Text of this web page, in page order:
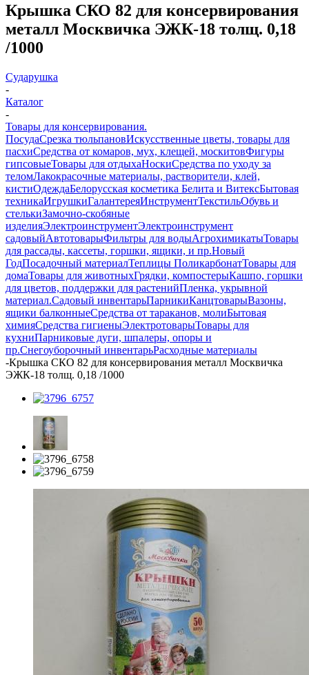
Крышка СКО 82 для консервирования
металл Москвичка ЭЖК-18 толщ. 0,18
/1000
Сударушка
-
Каталог
-
Товары для консервирования.
ПосудаСрезка тюльпановИскусственные цветы, товары для
пасхиСредства от комаров, мух, клещей, москитовФигуры
гипсовыеТовары для отдыхаНоскиСредства по уходу за
теломЛакокрасочные материалы, растворители, клей,
кистиОдеждаБелорусская косметика Белита и ВитексБытовая
техникаИгрушкиГалантереяИнструментТекстильОбувь и
стелькиЗамочно-скобяные
изделияЭлектроинструментЭлектроинструмент
садовыйАвтотоварыФильтры для водыАгрохимикатыТовары
для рассады, кассеты, горшки, ящики, и пр.Новый
ГодПосадочный материалТеплицы ПоликарбонатТовары для
домаТовары для животныхГрядки, компостерыКашпо, горшки
для цветов, поддержки для растенийПленка, укрывной
материал.Садовый инвентарьПарникиКанцтоварыВазоны,
ящики балконныеСредства от тараканов, молиБытовая
химияСредства гигиеныЭлектротоварыТовары для
кухниПарниковые дуги, шпалеры, опоры и
пр.Снегоуборочный инвентарьРасходные материалы
-Крышка СКО 82 для консервирования металл Москвичка
ЭЖК-18 толщ. 0,18 /1000